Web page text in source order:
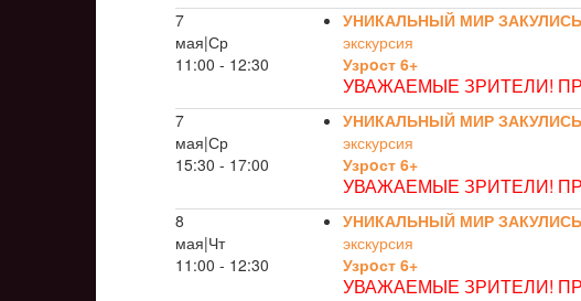
7
мая|Ср
11:00 - 12:30
УНИКАЛЬНЫЙ МИР
экскурсия
Узрoст 6+
УВАЖАЕМЫЕ ЗРИТЕЛИ!
7
мая|Ср
15:30 - 17:00
УНИКАЛЬНЫЙ МИР
экскурсия
Узрoст 6+
УВАЖАЕМЫЕ ЗРИТЕЛИ!
8
мая|Чт
11:00 - 12:30
УНИКАЛЬНЫЙ МИР
экскурсия
Узрoст 6+
УВАЖАЕМЫЕ ЗРИТЕЛИ!